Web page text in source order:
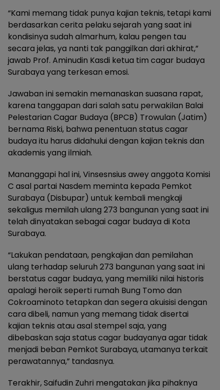
“Kami memang tidak punya kajian teknis, tetapi kami
berdasarkan cerita pelaku sejarah yang saat ini
kondisinya sudah almarhum, kalau pengen tau
secara jelas, ya nanti tak panggilkan dari akhirat,”
jawab Prof. Aminudin Kasdi ketua tim cagar budaya
Surabaya yang terkesan emosi.
Jawaban ini semakin memanaskan suasana rapat,
karena tanggapan dari salah satu perwakilan Balai
Pelestarian Cagar Budaya (BPCB) Trowulan (Jatim)
bernama Riski, bahwa penentuan status cagar
budaya itu harus didahului dengan kajian teknis dan
akademis yang ilmiah.
Mananggapi hal ini, Vinsesnsius awey anggota Komisi
C asal partai Nasdem meminta kepada Pemkot
Surabaya (Disbupar) untuk kembali mengkaji
sekaligus memilah ulang 273 bangunan yang saat ini
telah dinyatakan sebagai cagar budaya di Kota
Surabaya.
“Lakukan pendataan, pengkajian dan pemilahan
ulang terhadap seluruh 273 bangunan yang saat ini
berstatus cagar budaya, yang memiliki nilai historis
apalagi heroik seperti rumah Bung Tomo dan
Cokroaminoto tetapkan dan segera akuisisi dengan
cara dibeli, namun yang memang tidak disertai
kajian teknis atau asal stempel saja, yang
dibebaskan saja status cagar budayanya agar tidak
menjadi beban Pemkot Surabaya, utamanya terkait
perawatannya,” tandasnya.
Terakhir, Saifudin Zuhri mengatakan jika pihaknya